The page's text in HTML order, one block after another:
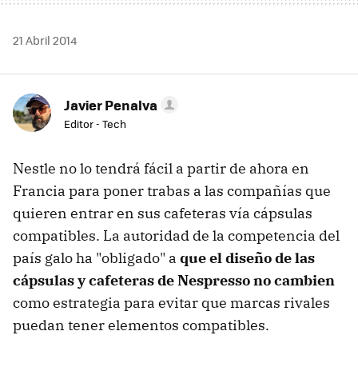
21 Abril 2014
Javier Penalva
Editor - Tech
Nestle no lo tendrá fácil a partir de ahora en
Francia para poner trabas a las compañías que
quieren entrar en sus cafeteras vía cápsulas
compatibles. La autoridad de la competencia del
país galo ha "obligado" a que el diseño de las
cápsulas y cafeteras de Nespresso no cambien
como estrategia para evitar que marcas rivales
puedan tener elementos compatibles.